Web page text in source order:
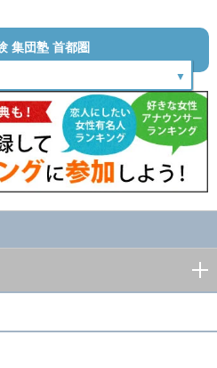
集団塾 首都圏